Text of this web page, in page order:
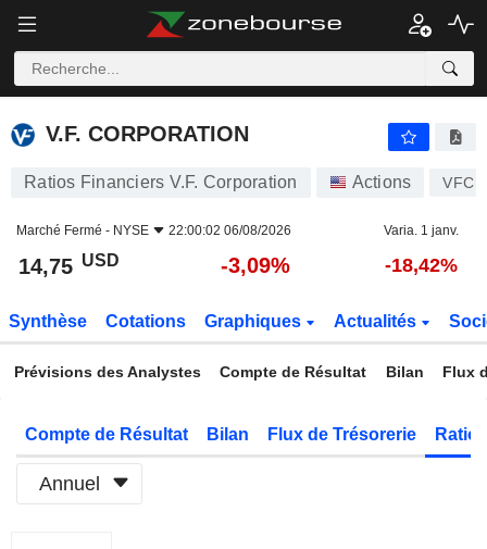
V.F. CORPORATION
V.F. CORPORATION
Ratios Financiers V.F. Corporation Actions VFC
Marché Fermé - NYSE 22:00:02 06/08/2026 Varia. 1 janv.
14,75 USD -3,09% -18,42%
Synthèse Cotations Graphiques Actualités
Prévisions des Analystes Compte de Résultat Bilan Flux
Compte de Résultat Bilan Flux de Trésorerie
Annuel